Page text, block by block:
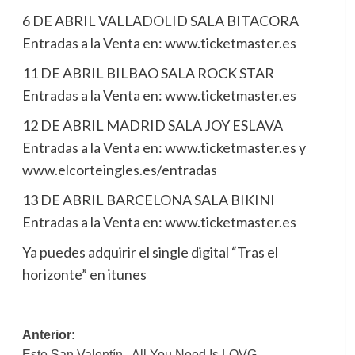
6 DE ABRIL VALLADOLID SALA BITACORA
Entradas a la Venta en: www.ticketmaster.es
11 DE ABRIL BILBAO SALA ROCK STAR
Entradas a la Venta en: www.ticketmaster.es
12 DE ABRIL MADRID SALA JOY ESLAVA
Entradas a la Venta en: www.ticketmaster.es y
www.elcorteingles.es/entradas
13 DE ABRIL BARCELONA SALA BIKINI
Entradas a la Venta en: www.ticketmaster.es
Ya puedes adquirir el single digital “Tras el
horizonte” en itunes
Navegación
Anterior: